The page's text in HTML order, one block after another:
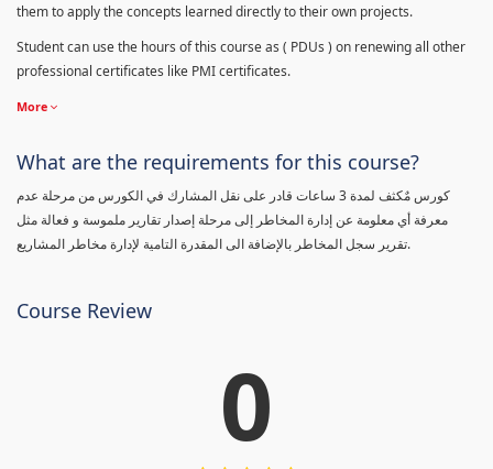
them to apply the concepts learned directly to their own projects.
Student can use the hours of this course as ( PDUs ) on renewing all other
professional certificates like PMI certificates.
More
What are the requirements for this course?
كورس مٌكثف لمدة 3 ساعات قادر على نقل المشارك في الكورس من مرحلة عدم
معرفة أي معلومة عن إدارة المخاطر إلى مرحلة إصدار تقارير ملموسة و فعالة مثل
تقرير سجل المخاطر بالإضافة الى المقدرة التامية لإدارة مخاطر المشاريع.
Course Review
0